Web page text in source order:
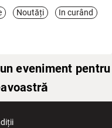
Noutăți In curând
eveniment pentru